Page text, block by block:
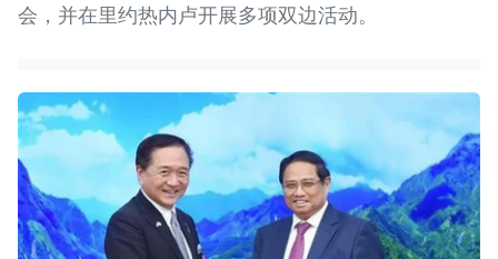
会，并在里约热内卢开展多项双边活动。